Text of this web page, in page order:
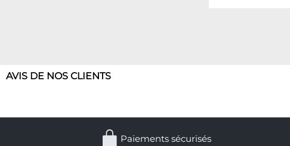
AVIS DE NOS CLIENTS
Paiements sécurisés